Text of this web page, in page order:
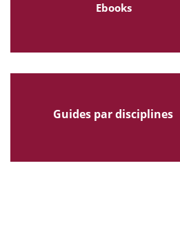
Ebooks
Guides par disciplines